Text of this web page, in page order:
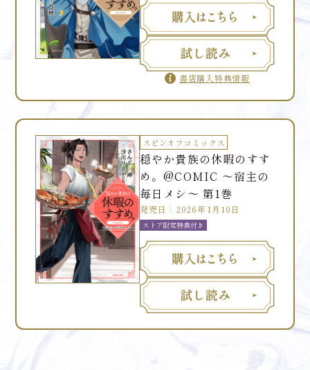
書店購入特典情報
スピンオフコミックス
穏やか貴族の休暇のすす
め。@COMIC ～宿主の
毎日メシ～ 第1巻
発売日：2026年1月10日
ストア限定特典付き